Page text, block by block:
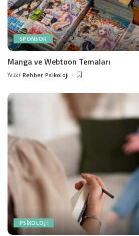
SPONSOR
Manga ve Webtoon Temaları
Posted
Yazar Rehber Psikoloji
PSIKOLOJI